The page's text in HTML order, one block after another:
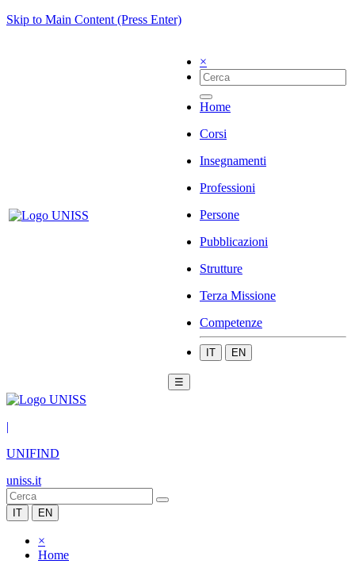
Skip to Main Content (Press Enter)
×
Home
Corsi
Insegnamenti
Professioni
Persone
Pubblicazioni
Strutture
Terza Missione
Competenze
IT EN
☰
|
UNIFIND
uniss.it
IT EN
×
Home